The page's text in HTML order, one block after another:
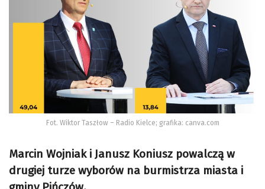
Fot. Wiktor Taszłow – Radio Kielce; grafika: canva.com
Marcin Wojniak i Janusz Koniusz powalczą w
drugiej turze wyborów na burmistrza miasta i